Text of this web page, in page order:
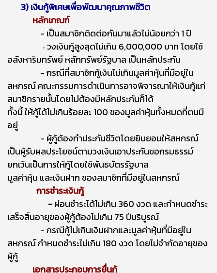
3)เงินกู้พิเศษเพื่อพัฒนาคุณภาพชีวิต
หลักเกณฑ์
- เป็นสมาชิกติดต่อกันมาแล้วไม่น้อยกว่า 1 ปี
-วงเงินกู้สูงสุดไม่เกิน 6,000,000 บาทโดยใช้
อสังหาริมทรัพย์ หลักทรัพย์รัฐบาล เป็นหลักประกัน
- กรณีที่สมาชิกกู้เงินไม่เกินมูลค่าหุ้นที่มีอยู่ใน
สหกรณ์ คณะกรรมการดำเนินการอาจพิจารณาให้เงินกู้แก่
สมาชิกรายนั้นโดยไม่ต้องมีหลักประกันก็ได้
ทั้งนี้ ให้กู้ได้ไม่เกินร้อยละ 100 ของมูลค่าหุ้นทั้งหมดที่ตนมี
อยู่
- ผู้กู้ต้องทำประกันชีวิตโดยยินยอมให้สหกรณ์
เป็นผู้รับผลประโยชน์ตามวงเงินเอาประกันขอกรมธรรม์
ยกเว้นเป็นการให้กู้โดยใช้พันธบัตรรัฐบาล
มูลค่าหุ้น และเงินฝาก ของสมาชิกที่มีอยู่ในสหกรณ์
การชำระเงินกู้
-ผ่อนชำระได้ไม่เกิน 360 งวด และกำหนดชำระ
เสร็จสิ้นอายุของผู้กู้ต้องไม่เกิน 75 ปีบริบูรณ์
- กรณีกู้ไม่เกินเงินฝากและมูลค่าหุ้นที่มีอยู่ใน
สหกรณ์ กำหนดชำระไม่เกิน 180 งวด โดยไม่จำกัดอายุของ
ผู้กู้
เอกสารประกอบการยื่นกู้